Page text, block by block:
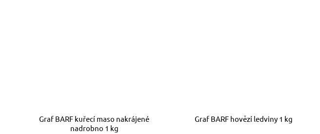
Graf BARF kuřecí maso nakrájené
nadrobno 1 kg
Graf BARF hovězí ledviny 1 kg